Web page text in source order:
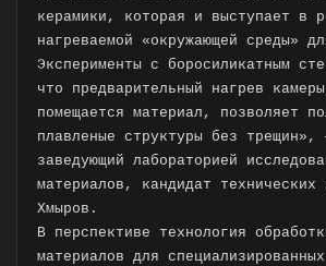
керамики, которая и выступает в
нагреваемой «окружающей среды»
Эксперименты с боросиликатным
что предварительный нагрев
помещается материал, позволяет
плавленые структуры без трещин»,
заведующий лабораторией
материалов, кандидат технических
Хмыров.
В перспективе технология
материалов для